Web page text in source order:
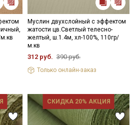
Муслин двухслойный с эффектом
жатости цв.Светлый телесно-
желтый, ш.1.4м, хл-100%, 110гр/
м.кв
312 руб. 390 руб.
Только онлайн-заказ
СКИДКА 20% АКЦИЯ
рекламных и